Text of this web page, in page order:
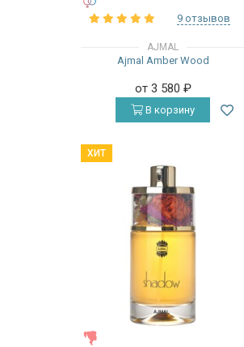
9 отзывов
AJMAL
Ajmal Amber Wood
от 3 580 ₽
В корзину
ХИТ